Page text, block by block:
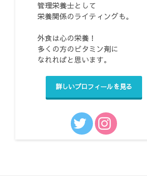
管理栄養士として
栄養関係のライティングも。
外食は心の栄養！
多くの方のビタミン剤に
なれればと思います。
詳しいプロフィールを見る